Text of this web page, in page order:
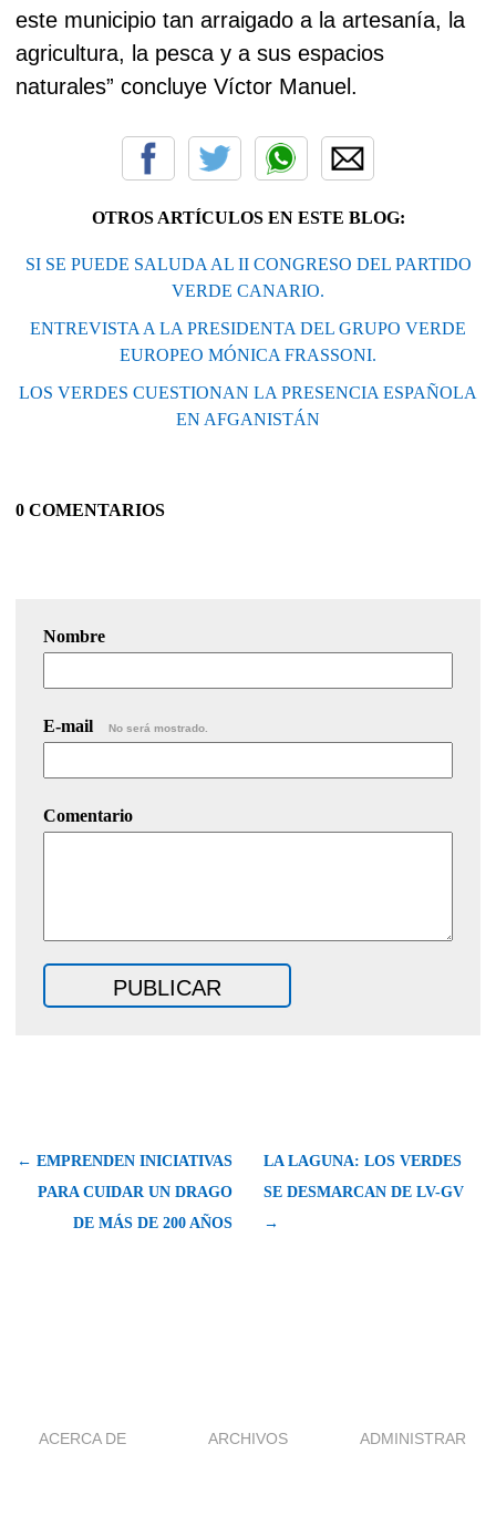
este municipio tan arraigado a la artesanía, la
agricultura, la pesca y a sus espacios
naturales” concluye Víctor Manuel.
OTROS ARTÍCULOS EN ESTE BLOG:
SI SE PUEDE SALUDA AL II CONGRESO DEL PARTIDO
VERDE CANARIO.
ENTREVISTA A LA PRESIDENTA DEL GRUPO VERDE
EUROPEO MÓNICA FRASSONI.
LOS VERDES CUESTIONAN LA PRESENCIA ESPAÑOLA
EN AFGANISTÁN
0 COMENTARIOS
Nombre
E-mail No será mostrado.
Comentario
← EMPRENDEN INICIATIVAS
PARA CUIDAR UN DRAGO
DE MÁS DE 200 AÑOS
LA LAGUNA: LOS VERDES
SE DESMARCAN DE LV-GV
→
ACERCA DE ARCHIVOS ADMINISTRAR